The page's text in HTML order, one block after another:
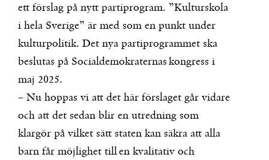
ett förslag på nytt partiprogram. ”Kulturskola
i hela Sverige” är med som en punkt under
kulturpolitik. Det nya partiprogrammet ska
beslutas på Socialdemokraternas kongress i
maj 2025.
– Nu hoppas vi att det här förslaget går vidare
och att det sedan blir en utredning som
klargör på vilket sätt staten kan säkra att alla
barn får möjlighet till en kvalitativ och